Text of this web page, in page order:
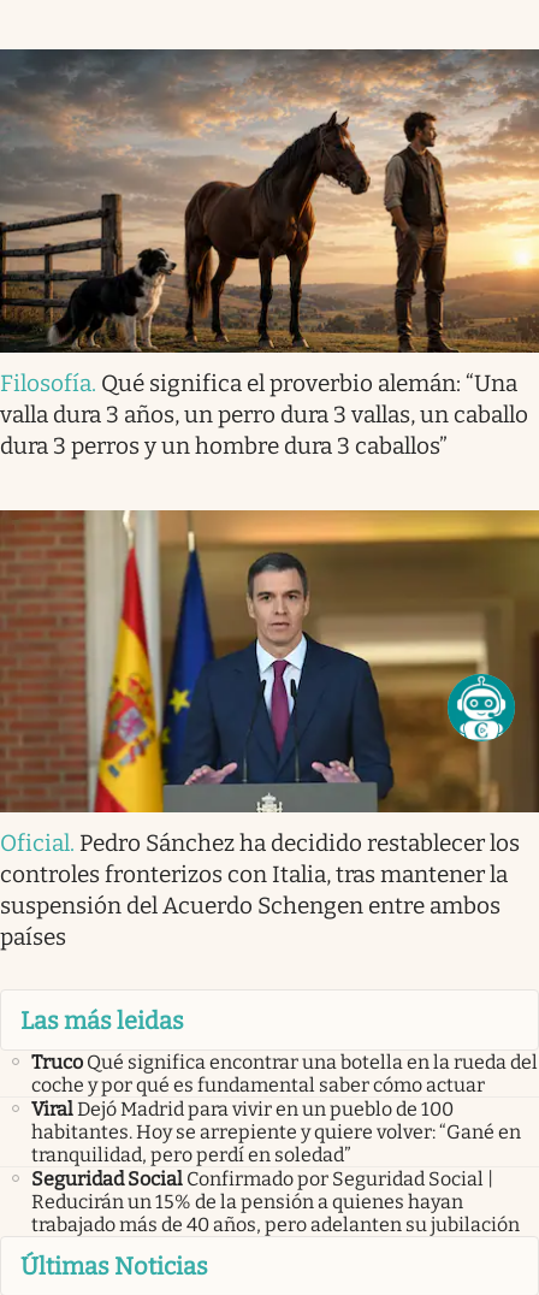
Filosofía. Qué significa el proverbio alemán: “Una
valla dura 3 años, un perro dura 3 vallas, un caballo
dura 3 perros y un hombre dura 3 caballos”
Oficial. Pedro Sánchez ha decidido restablecer los
controles fronterizos con Italia, tras mantener la
suspensión del Acuerdo Schengen entre ambos
países
Las más leidas
Truco Qué significa encontrar una botella en la rueda del
coche y por qué es fundamental saber cómo actuar
ViralDejó Madrid para vivir en un pueblo de 100
habitantes. Hoy se arrepiente y quiere volver: “Gané en
tranquilidad, pero perdí en soledad”
Seguridad Social Confirmado por Seguridad Social |
Reducirán un 15% de la pensión a quienes hayan
trabajado más de 40 años, pero adelanten su jubilación
Últimas Noticias